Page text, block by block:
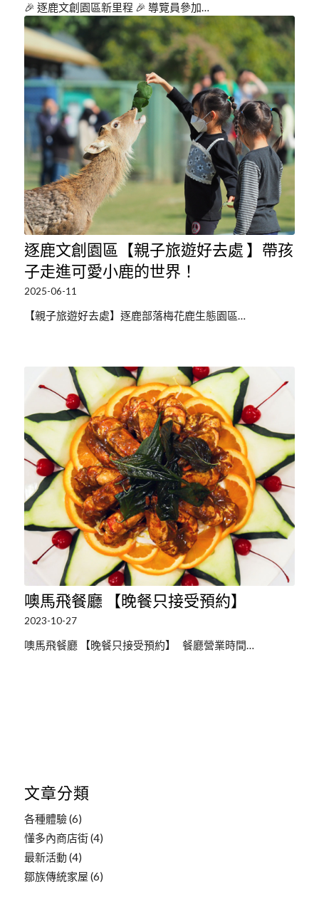
🎉 逐鹿文創園區新里程 🎉 導覽員參加…
逐鹿文創園區【親子旅遊好去處 】帶孩
子走進可愛小鹿的世界！
2025-06-11
【親子旅遊好去處】逐鹿部落梅花鹿生態園區…
噢馬飛餐廳 【晚餐只接受預約】
2023-10-27
噢馬飛餐廳 【晚餐只接受預約】 餐廳營業時間…
文章分類
各種體驗(6)
懂多內商店街(4)
最新活動 (4)
鄒族傳統家屋 (6)